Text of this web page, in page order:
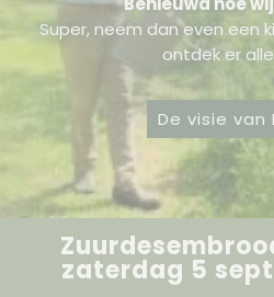
Super, neem dan even een
ontdek er
De visie van
zaterdag 5